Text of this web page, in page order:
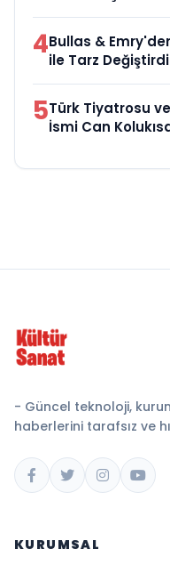
4Bullas &
ile Tarz
5Türk Tiyatrosu
İsmi Can
- Güncel teknoloji,
haberlerini tarafsız ve
KURUMSAL